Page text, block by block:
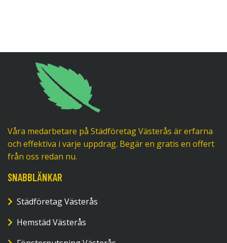
Våra medarbetare på Städföretag Västerås är erfarna
och effektiva i varje uppdrag. Begär en gratis en offert
från oss redan nu.
SNABBLÄNKAR
Städföretag Västerås
Hemstäd Västerås